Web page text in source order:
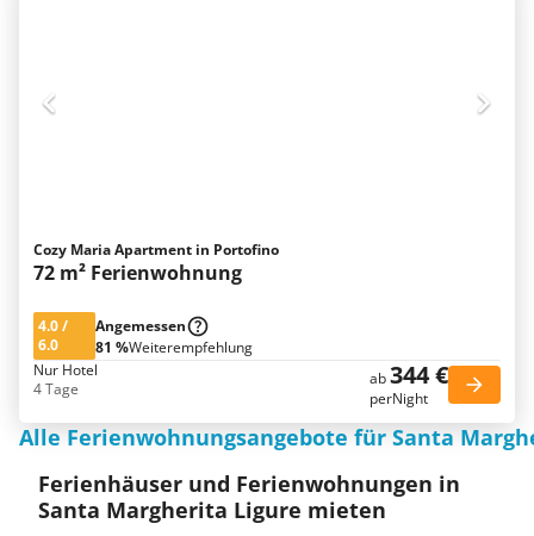
Cozy Maria Apartment in Portofino
72 m² Ferienwohnung
4.0/
6.0
Angemessen
81 %Weiterempfehlung
Nur Hotel
4 Tage
ab344 €
perNight
Alle Ferienwohnungsangebote für Santa
Ferienhäuser und Ferienwohnungen in
Santa Margherita Ligure mieten